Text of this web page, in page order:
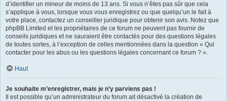
d’identifier un mineur de moins de 13 ans. Si vous n’êtes pas sûr que cela
s’applique à vous, lorsque vous vous enregistrez ou que quelqu’un le fait à
votre place, contactez un conseiller juridique pour obtenir son avis. Notez que
phpBB Limited et les propriétaires de ce forum ne peuvent pas fournir de
conseils juridiques et ne sauraient être contactés pour des questions légales
de toutes sortes, à l’exception de celles mentionnées dans la question « Qui
contacter pour les abus ou les questions légales concernant ce forum ? ».
Haut
Je souhaite m’enregistrer, mais je n’y parviens pas !
Il est possible qu’un administrateur du forum ait désactivé la création de